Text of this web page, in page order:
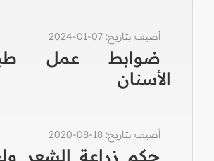
أضيف بتاريخ: 07-01-2024
ضوابط عمل
الأسنان
أضيف بتاريخ: 18-08-2020
حكم زراعة الشعر